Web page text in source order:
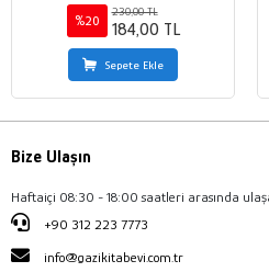
%20
230,00 TL
184,00 TL
Sepete Ekle
Bize Ulaşın
Haftaiçi 08:30 - 18:00 saatleri arasında
+90 312 223 7773
info@gazikitabevi.com.tr